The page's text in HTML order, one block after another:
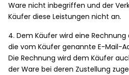
Ware nicht inbegriffen und der
Käufer diese Leistungen nicht an.
4. Dem Käufer wird eine
die vom Käufer genannte E-Mail-
Die Rechnung wird dem Käufer
der Ware bei deren Zustellung